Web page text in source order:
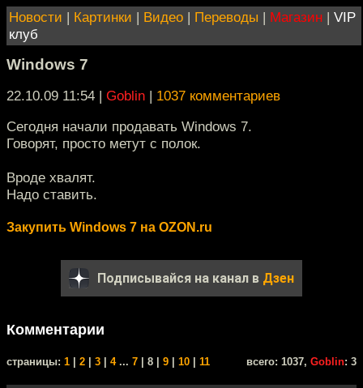
Новости | Картинки | Видео | Переводы | Магазин | VIP
клуб
Windows 7
22.10.09 11:54 | Goblin | 1037 комментариев
Сегодня начали продавать Windows 7.
Говорят, просто метут с полок.
Вроде хвалят.
Надо ставить.
Закупить Windows 7 на OZON.ru
Подписывайся на канал в Дзен
Комментарии
cтраницы: 1 2 3 4... 7 | 8 | 9 10 11 всего: 1037, Goblin: 3